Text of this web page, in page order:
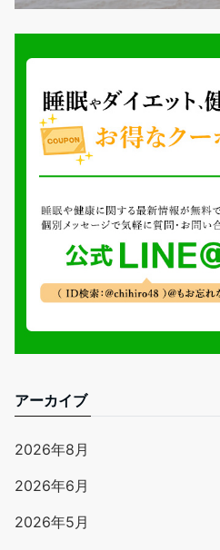
アーカイブ
2026年8月
2026年6月
2026年5月